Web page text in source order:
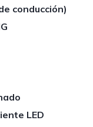
conducción)
LED